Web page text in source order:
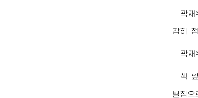
곽재
감히
곽재
책
별집으